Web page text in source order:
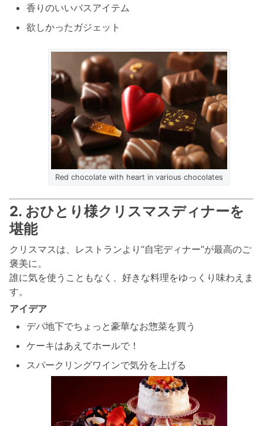
香りのいいバスアイテム
欲しかったガジェット
Red chocolate with heart in various chocolates
2. おひとり様クリスマスディナーを
堪能
クリスマスは、レストランより“自宅ディナー”が最高のご
褒美に。
誰に気を使うこともなく、好きな料理をゆっくり味わえま
す。
アイデア
デパ地下でちょっと豪華なお惣菜を買う
ケーキはあえてホールで！
スパークリングワインで気分を上げる